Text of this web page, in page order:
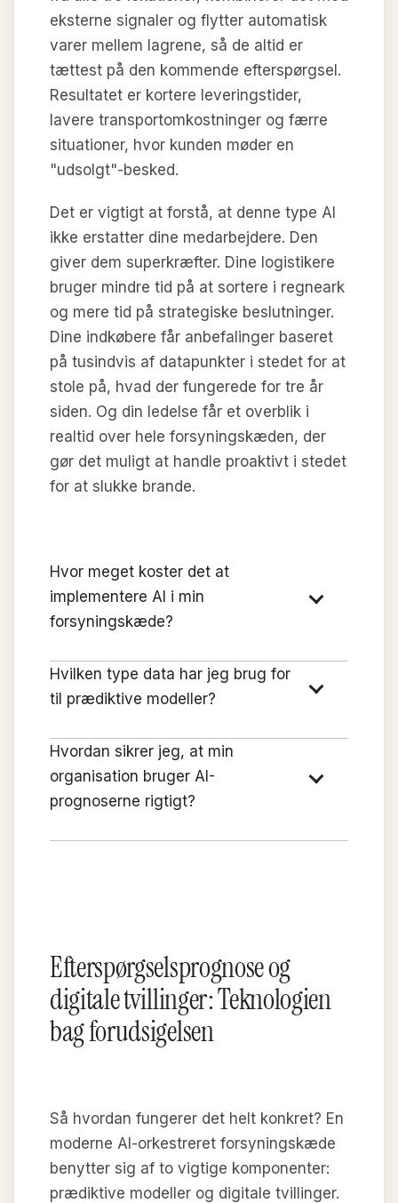
eksterne signaler og flytter automatisk
varer mellem lagrene, så de altid er
tættest på den kommende efterspørgsel.
Resultatet er kortere leveringstider,
lavere transportomkostninger og færre
situationer, hvor kunden møder en
"udsolgt"-besked.
Det er vigtigt at forstå, at denne type AI
ikke erstatter dine medarbejdere. Den
giver dem superkræfter. Dine logistikere
bruger mindre tid på at sortere i regneark
og mere tid på strategiske beslutninger.
Dine indkøbere får anbefalinger baseret
på tusindvis af datapunkter i stedet for at
stole på, hvad der fungerede for tre år
siden. Og din ledelse får et overblik i
realtid over hele forsyningskæden, der
gør det muligt at handle proaktivt i stedet
for at slukke brande.
Hvor meget koster det at
implementere AI i min
forsyningskæde?
Hvilken type data har jeg brug for
til prædiktive modeller?
Hvordan sikrer jeg, at min
organisation bruger AI-
prognoserne rigtigt?
Efterspørgselsprognose og
digitale tvillinger: Teknologien
bag forudsigelsen
Så hvordan fungerer det helt konkret? En
moderne AI-orkestreret forsyningskæde
benytter sig af to vigtige komponenter:
prædiktive modeller og digitale tvillinger.